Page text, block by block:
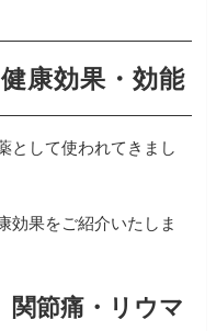
康効果・効能
として使われてきまし
効果をご紹介いたしま
関節痛・リウマ